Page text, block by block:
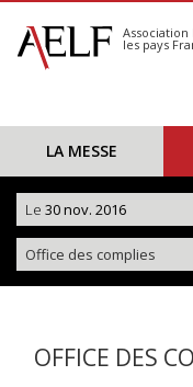
S'abonner
Calendrier
les pays
LA MESSE
Le 30 nov. 2016
Office des complies
OFFICE DES